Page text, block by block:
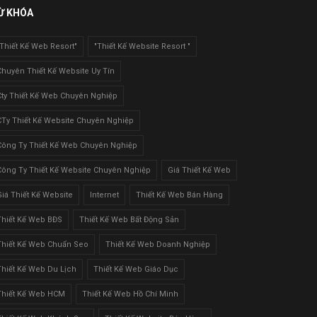
KHÓA
Kế Web Resort" "Thiết Kế Website Resort "
Thiết Kế Website Uy Tín
Thiết Kế Web Chuyên Nghiệp
Thiết Kế Website Chuyên Nghiệp
Ty Thiết Kế Web Chuyên Nghiệp
Ty Thiết Kế Website Chuyên Nghiệp Giá Thiết Kế Web
Thiết Kế Website Internet Thiết Kế Web Bán Hàng
Kế Web BĐS Thiết Kế Web Bất Động Sản
Kế Web Chuẩn Seo Thiết Kế Web Doanh Nghiệp
Kế Web Du Lịch Thiết Kế Web Giáo Dục
Kế Web HCM Thiết Kế Web Hồ Chí Minh